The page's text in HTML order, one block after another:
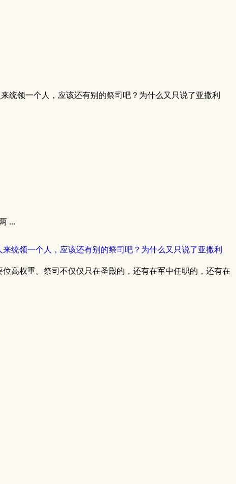
统领一个人，应该还有别的祭司吧？为什么又只说了亚撒利
...
统领一个人，应该还有别的祭司吧？为什么又只说了亚撒利
高权重。祭司不仅仅只在圣殿的，还有在军中任职的，还有在